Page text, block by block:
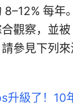
8–12% 每年
觀察，並
參見下列
級了！10